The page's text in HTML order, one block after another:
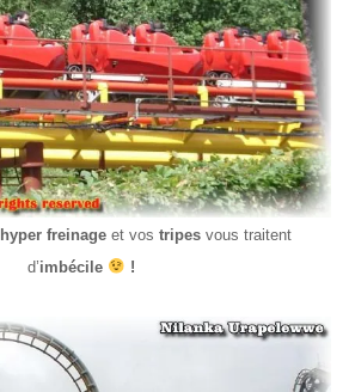
hyper freinage et vos tripes vous traitent
d’imbécile !